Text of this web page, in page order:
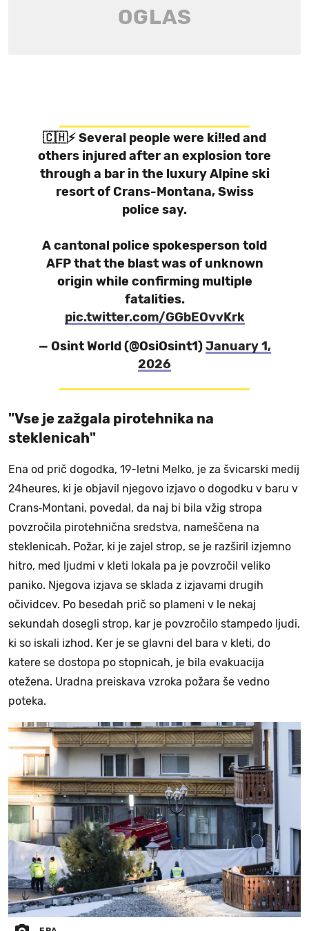
🇨🇭⚡ Several people were ki!!ed and
others injured after an explosion tore
through a bar in the luxury Alpine ski
resort of Crans-Montana, Swiss
police say.
A cantonal police spokesperson told
AFP that the blast was of unknown
origin while confirming multiple
fatalities.
pic.twitter.com/GGbEOvvKrk
— Osint World (@OsiOsint1)January 1,
2026
"Vse je zažgala pirotehnika na
steklenicah"
Ena od prič dogodka, 19-letni Melko, je za švicarski medij
24heures, ki je objavil njegovo izjavo o dogodku v baru v
Crans‑Montani, povedal, da naj bi bila vžig stropa
povzročila pirotehnična sredstva, nameščena na
steklenicah. Požar, ki je zajel strop, se je razširil izjemno
hitro, med ljudmi v kleti lokala pa je povzročil veliko
paniko. Njegova izjava se sklada z izjavami drugih
očividcev. Po besedah prič so plameni v le nekaj
sekundah dosegli strop, kar je povzročilo stampedo ljudi,
ki so iskali izhod. Ker je se glavni del bara v kleti, do
katere se dostopa po stopnicah, je bila evakuacija
otežena. Uradna preiskava vzroka požara še vedno
poteka.